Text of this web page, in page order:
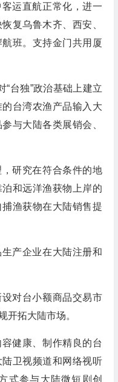
运直航正常化，进一
复乌鲁木齐、西安、
班。支持金门共用厦
“台独”政治基础上建立
台湾农渔产品输入大
与大陆各类展销会、
研究在符合条件的地
和远洋渔获物上岸的
渔获物在大陆销售提
产企业在大陆注册和
对台小额商品交易市
开拓大陆市场。
健康、制作精良的台
卫视频道和网络视听
式参与大陆微短剧创